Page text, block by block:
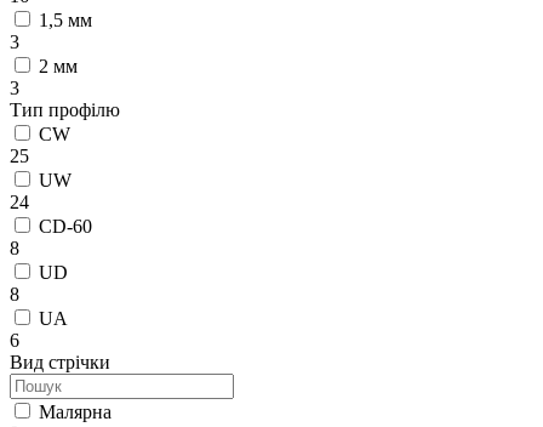
1,5 мм
3
2 мм
3
Тип профілю
CW
25
UW
24
CD-60
8
UD
8
UA
6
Вид стрічки
Малярна